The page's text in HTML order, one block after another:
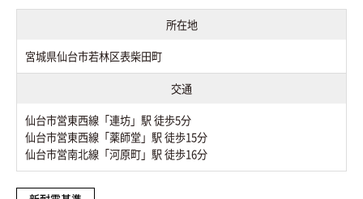
所在地
宮城県仙台市若林区表柴田町
交通
仙台市営東西線「連坊」駅 徒歩5分
仙台市営東西線「薬師堂」駅 徒歩15分
仙台市営南北線「河原町」駅 徒歩16分